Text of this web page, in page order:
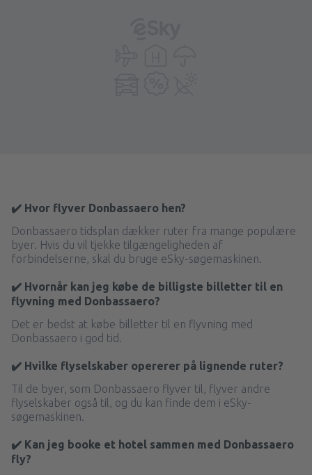
✔️ Hvor flyver Donbassaero hen?
Donbassaero tidsplan dækker ruter fra mange populære
byer. Hvis du vil tjekke tilgængeligheden af
forbindelserne, skal du bruge eSky-søgemaskinen.
✔️ Hvornår kan jeg købe de billigste billetter til en
flyvning med Donbassaero?
Det er bedst at købe billetter til en flyvning med
Donbassaero i god tid.
✔️ Hvilke flyselskaber opererer på lignende ruter?
Til de byer, som Donbassaero flyver til, flyver andre
flyselskaber også til, og du kan finde dem i eSky-
søgemaskinen.
✔️ Kan jeg booke et hotel sammen med Donbassaero
fly?